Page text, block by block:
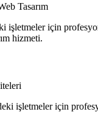
Tasarım
işletmeler için
hizmeti.
işletmeler için